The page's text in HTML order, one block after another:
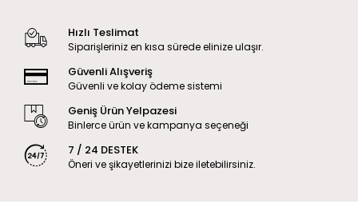
Hızlı Teslimat
Siparişleriniz en kısa sürede elinize ulaşır.
Güvenli Alışveriş
Güvenli ve kolay ödeme sistemi
Geniş Ürün Yelpazesi
Binlerce ürün ve kampanya seçeneği
7 / 24 DESTEK
Öneri ve şikayetlerinizi bize iletebilirsiniz.